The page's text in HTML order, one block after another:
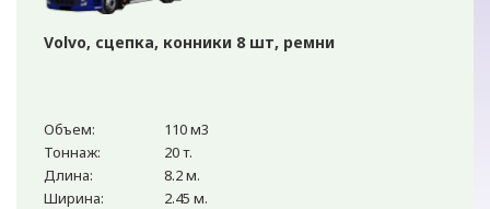
Volvo, сцепка, конники 8 шт, ремни
Объем:
110 м3
Тоннаж:
20 т.
Длина:
8.2 м.
Ширина:
2.45 м.